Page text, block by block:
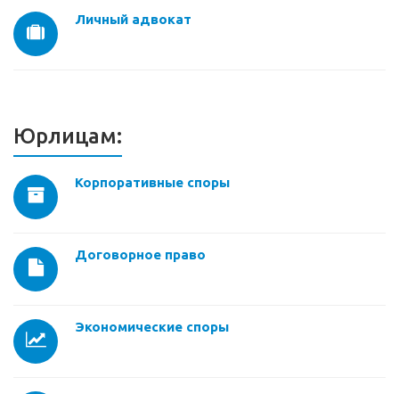
Личный адвокат
Юрлицам:
Корпоративные споры
Договорное право
Экономические споры